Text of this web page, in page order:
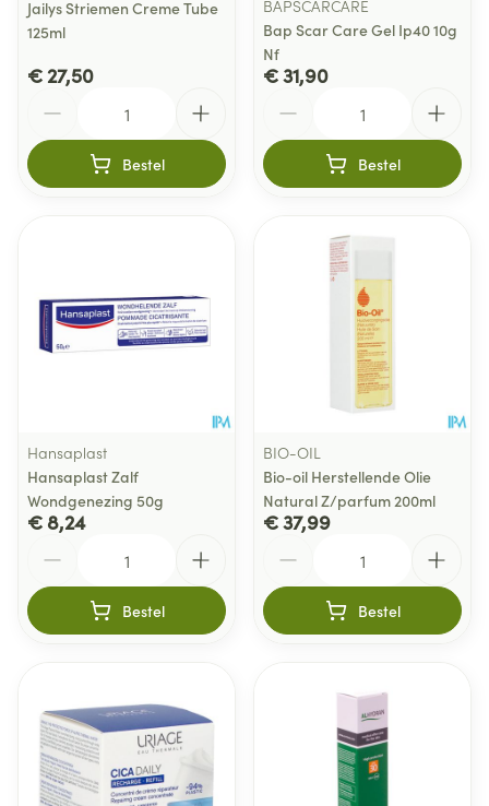
Jailys Striemen Creme Tube
125ml
€ 27,50
Bestel
BAPSCARCARE
Bap Scar Care Gel Ip40 10g
Nf
€ 31,90
Bestel
Hansaplast
Hansaplast Zalf
Wondgenezing 50g
€ 8,24
Bestel
BIO-OIL
Bio-oil Herstellende Olie
Natural Z/parfum 200ml
€ 37,99
Bestel